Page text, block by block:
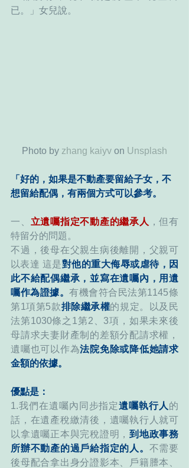
已。」女兒說。
Photo by zhang kaiyv on Unsplash
「好的，如果是不動產要留給子女，不
想留給配偶，有兩個方式可以參考。
一、 立遺囑指定不動產的繼承人 ，但有
特留分的問題。
不過，後母在父親生病後離開，父親可
以表達 這是對他的重大侮辱或虐待，因
此不給配偶繼承，並寫在遺囑內，用遺
囑作為證據。有機會符合民法第1145條
第1項第5款排除繼承權的規定。以及民
法第1030條之1第2、3項，如果未來後
母請求夫妻財產制的差額分配請求權，
遺囑也可以作為法院免除或降低她請求
金額的依據。
優點是：
1.我們在遺囑內同步指定遺囑執行人 的
話，在遺產稅繳清後，遺囑執行人就可
以拿遺囑正本與完稅證明， 到地政事務
所辦不動產的過戶給指定的人。 不需要
後母配合拿出身分證影本、戶籍謄本、